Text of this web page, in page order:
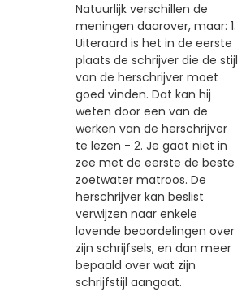
Natuurlijk verschillen de
meningen daarover, maar: 1.
Uiteraard is het in de eerste
plaats de schrijver die de stijl
van de herschrijver moet
goed vinden. Dat kan hij
weten door een van de
werken van de herschrijver
te lezen - 2. Je gaat niet in
zee met de eerste de beste
zoetwater matroos. De
herschrijver kan beslist
verwijzen naar enkele
lovende beoordelingen over
zijn schrijfsels, en dan meer
bepaald over wat zijn
schrijfstijl aangaat.